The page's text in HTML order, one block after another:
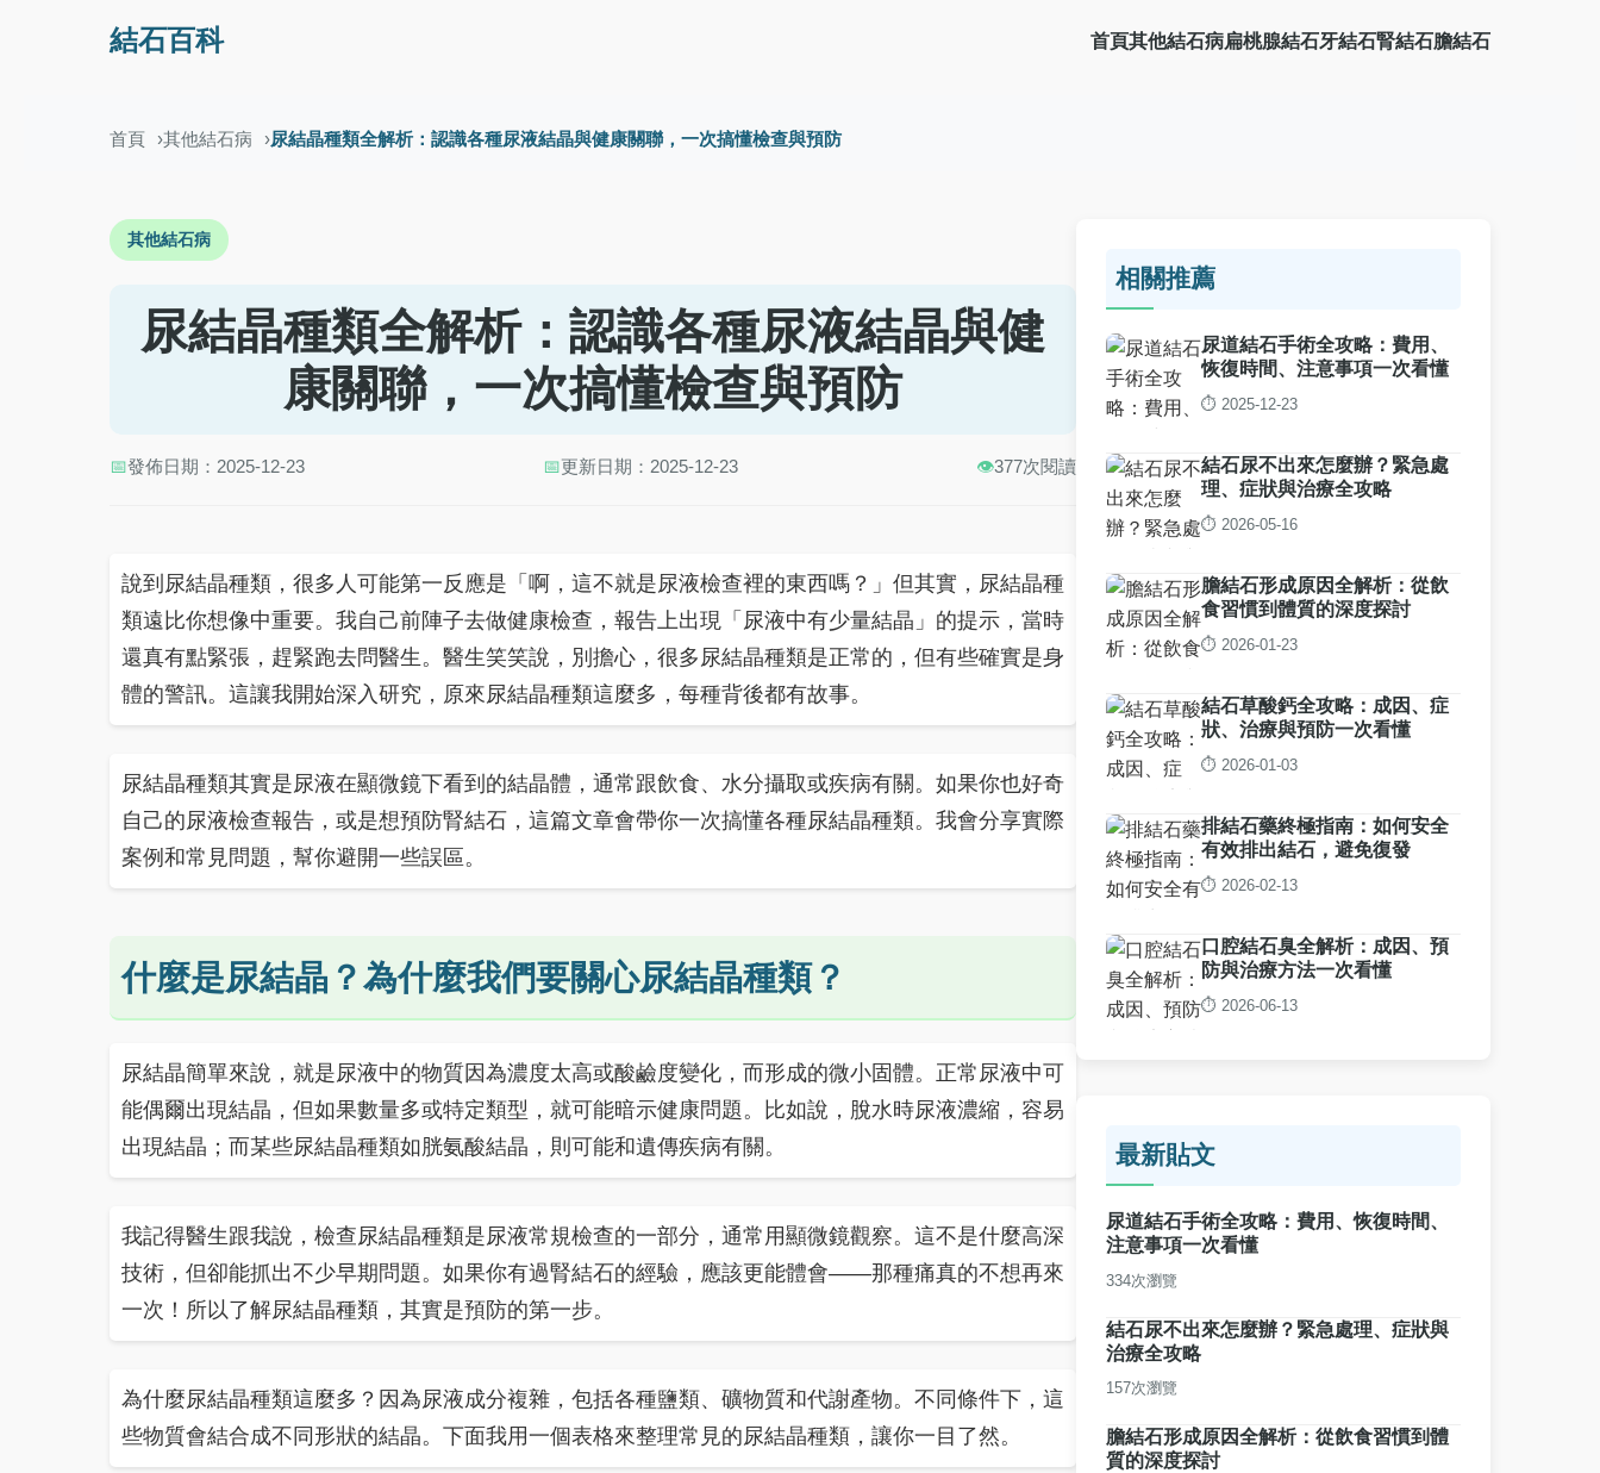
結石百科 首頁其他結石病扁桃腺結石牙結石腎結石膽結石
首頁 其他結石病 尿結晶種類全解析：認識各種尿液結晶與健康關聯，一次搞懂檢查與預防
其他結石病
尿結晶種類全解析：認識各種尿液結晶與健
康關聯，一次搞懂檢查與預防
📅發佈日期：2025-12-23 📅更新日期：2025-12-23 👁️377次閱讀
說到尿結晶種類，很多人可能第一反應是「啊，這不就是尿液檢查裡的東西嗎？」但其實，尿結晶種
類遠比你想像中重要。我自己前陣子去做健康檢查，報告上出現「尿液中有少量結晶」的提示，當時
還真有點緊張，趕緊跑去問醫生。醫生笑笑說，別擔心，很多尿結晶種類是正常的，但有些確實是身
體的警訊。這讓我開始深入研究，原來尿結晶種類這麼多，每種背後都有故事。
尿結晶種類其實是尿液在顯微鏡下看到的結晶體，通常跟飲食、水分攝取或疾病有關。如果你也好奇
自己的尿液檢查報告，或是想預防腎結石，這篇文章會帶你一次搞懂各種尿結晶種類。我會分享實際
案例和常見問題，幫你避開一些誤區。
什麼是尿結晶？為什麼我們要關心尿結晶種類？
尿結晶簡單來說，就是尿液中的物質因為濃度太高或酸鹼度變化，而形成的微小固體。正常尿液中可
能偶爾出現結晶，但如果數量多或特定類型，就可能暗示健康問題。比如說，脫水時尿液濃縮，容易
出現結晶；而某些尿結晶種類如胱氨酸結晶，則可能和遺傳疾病有關。
我記得醫生跟我說，檢查尿結晶種類是尿液常規檢查的一部分，通常用顯微鏡觀察。這不是什麼高深
技術，但卻能抓出不少早期問題。如果你有過腎結石的經驗，應該更能體會——那種痛真的不想再來
一次！所以了解尿結晶種類，其實是預防的第一步。
為什麼尿結晶種類這麼多？因為尿液成分複雜，包括各種鹽類、礦物質和代謝產物。不同條件下，這
些物質會結合成不同形狀的結晶。下面我用一個表格來整理常見的尿結晶種類，讓你一目了然。
相關推薦
尿道結石手術全攻略：費用、
恢復時間、注意事項一次看懂
⏱️ 2025-12-23
結石尿不出來怎麼辦？緊急處
理、症狀與治療全攻略
⏱️ 2026-05-16
膽結石形成原因全解析：從飲
食習慣到體質的深度探討
⏱️ 2026-01-23
結石草酸鈣全攻略：成因、症
狀、治療與預防一次看懂
⏱️ 2026-01-03
排結石藥終極指南：如何安全
有效排出結石，避免復發
⏱️ 2026-02-13
口腔結石臭全解析：成因、預
防與治療方法一次看懂
⏱️ 2026-06-13
最新貼文
尿道結石手術全攻略：費用、恢復時間、
注意事項一次看懂
334次瀏覽
結石尿不出來怎麼辦？緊急處理、症狀與
治療全攻略
157次瀏覽
膽結石形成原因全解析：從飲食習慣到體
質的深度探討